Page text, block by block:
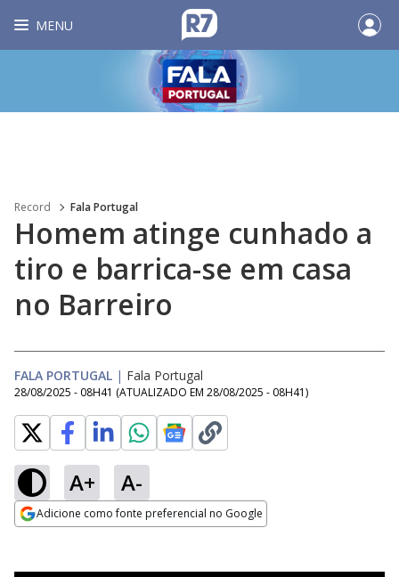
MENU
Record Fala Portugal
Homem atinge cunhado a
tiro e barrica-se em casa
no Barreiro
FALA PORTUGAL | Fala Portugal
28/08/2025 - 08H41 (ATUALIZADO EM 28/08/2025 - 08H41)
A+ A-
Adicione como fonte preferencial no Google